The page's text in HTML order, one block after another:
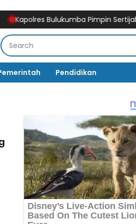
Bulukumba Pimpin Sertijab
Pendidikan